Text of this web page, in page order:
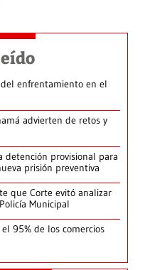
enfrentamiento en el
advierten de retos y
detención provisional para
prisión preventiva
que Corte evitó analizar
Municipal
95% de los comercios